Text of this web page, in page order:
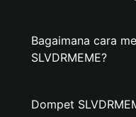
Bagaimana cara
SLVDRMEME?
Dompet